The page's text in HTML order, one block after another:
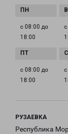
с 08:00 до
18:00
с 08:00 до
18:00
РУЗАЕВКА
Республика